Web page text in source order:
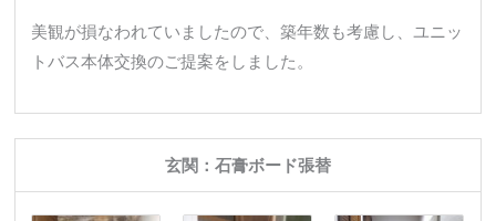
美観が損なわれていましたので、築年数も考慮し、ユニッ
トバス本体交換のご提案をしました。
玄関：石膏ボード張替